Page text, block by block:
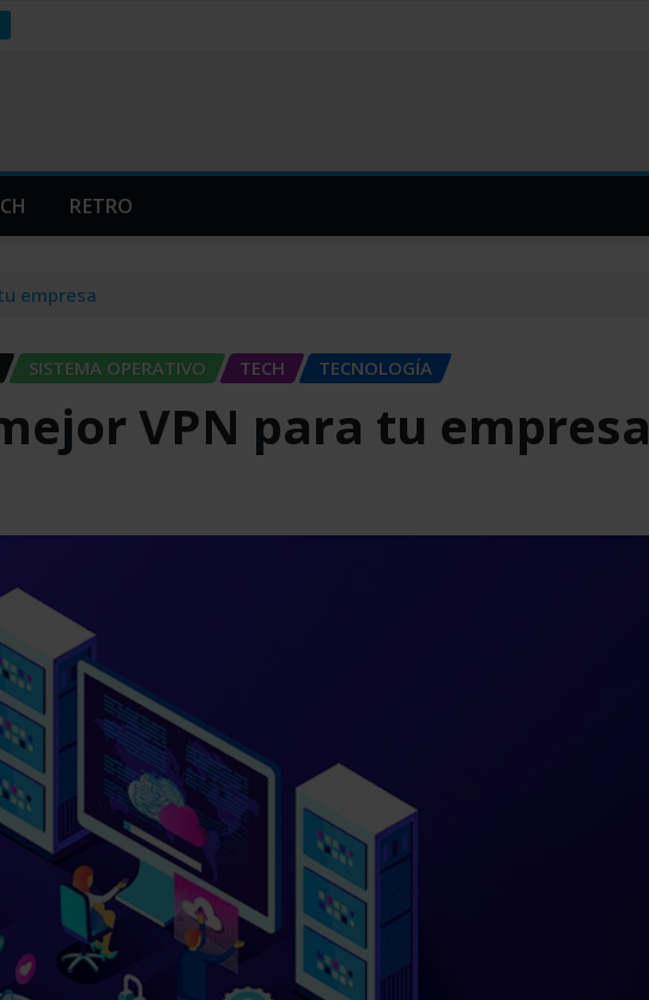
RETRO
empresa
SISTEMA OPERATIVO TECH TECNOLOGÍA
VPN para tu empresa